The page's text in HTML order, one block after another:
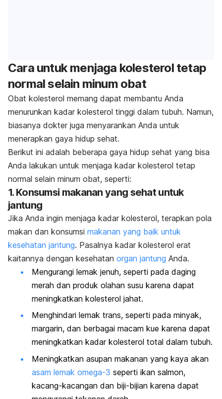
Cara untuk menjaga kolesterol tetap
normal selain minum obat
Obat kolesterol memang dapat membantu Anda
menurunkan kadar kolesterol tinggi dalam tubuh. Namun,
biasanya dokter juga menyarankan Anda untuk
menerapkan gaya hidup sehat.
Berikut ini adalah beberapa gaya hidup sehat yang bisa
Anda lakukan untuk menjaga kadar kolesterol tetap
normal selain minum obat, seperti:
1. Konsumsi makanan yang sehat untuk
jantung
Jika Anda ingin menjaga kadar kolesterol, terapkan pola
makan dan konsumsi makanan yang baik untuk
kesehatan jantung. Pasalnya kadar kolesterol erat
kaitannya dengan kesehatan organ jantung Anda.
Mengurangi lemak jenuh, seperti pada daging
merah dan produk olahan susu karena dapat
meningkatkan kolesterol jahat.
Menghindari lemak trans, seperti pada minyak,
margarin, dan berbagai macam kue karena dapat
meningkatkan kadar kolesterol total dalam tubuh.
Meningkatkan asupan makanan yang kaya akan
asam lemak omega-3 seperti ikan salmon,
kacang-kacangan dan biji-bijian karena dapat